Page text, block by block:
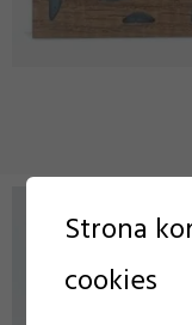
Strona
cookies